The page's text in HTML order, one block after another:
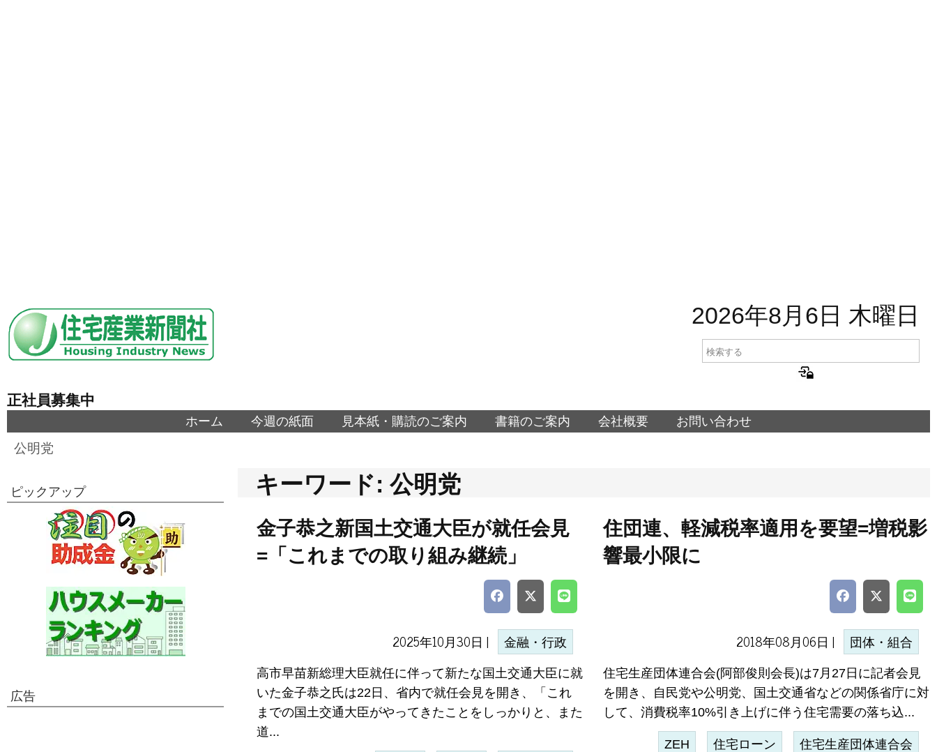
2026年8月6日 木曜日
正社員募集中
ホーム 今週の紙面 見本紙・購読のご案内 書籍のご案内 会社概要 お問い合わせ
公明党
キーワード: 公明党
金子恭之新国土交通大臣が就任会見
=「これまでの取り組み継続」
2025年10月30日 | 金融・行政
高市早苗新総理大臣就任に伴って新たな国土交通大臣に就
いた金子恭之氏は22日、省内で就任会見を開き、「これ
までの国土交通大臣がやってきたことをしっかりと、また
道...
住団連、軽減税率適用を要望=増税影
響最小限に
2018年08月06日 | 団体・組合
住宅生産団体連合会(阿部俊則会長)は7月27日に記者会見
を開き、自民党や公明党、国土交通省などの関係省庁に対
して、消費税率10%引き上げに伴う住宅需要の落ち込...
ZEH 住宅ローン 住宅生産団体連合会
ピックアップ
広告